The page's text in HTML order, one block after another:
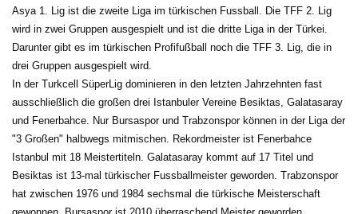
Asya 1. Lig ist die zweite Liga im türkischen Fussball. Die TFF 2. Lig
wird in zwei Gruppen ausgespielt und ist die dritte Liga in der Türkei.
Darunter gibt es im türkischen Profifußball noch die TFF 3. Lig, die in
drei Gruppen ausgespielt wird.
In der Turkcell SüperLig dominieren in den letzten Jahrzehnten fast
ausschließlich die großen drei Istanbuler Vereine Besiktas, Galatasaray
und Fenerbahce. Nur Bursaspor und Trabzonspor können in der Liga der
"3 Großen" halbwegs mitmischen. Rekordmeister ist Fenerbahce
Istanbul mit 18 Meistertiteln. Galatasaray kommt auf 17 Titel und
Besiktas ist 13-mal türkischer Fussballmeister geworden. Trabzonspor
hat zwischen 1976 und 1984 sechsmal die türkische Meisterschaft